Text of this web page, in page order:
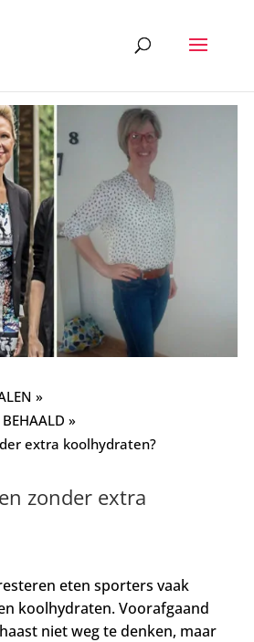
»
»
extra koolhydraten?
zonder extra
eten sporters vaak
koolhydraten. Voorafgaand
niet weg te denken, maar